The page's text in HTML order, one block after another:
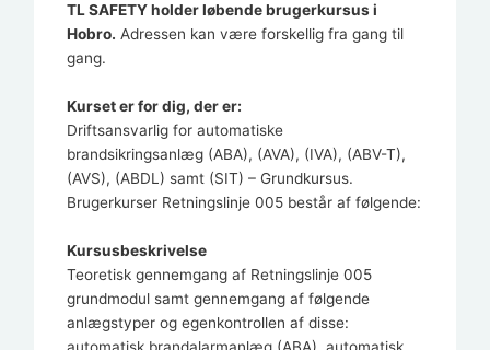
TL SAFETY holder løbende brugerkursus i
Hobro. Adressen kan være forskellig fra gang til
gang.
Kurset er for dig, der er:
Driftsansvarlig for automatiske
brandsikringsanlæg (ABA), (AVA), (IVA), (ABV-T),
(AVS), (ABDL) samt (SIT) – Grundkursus.
Brugerkurser Retningslinje 005 består af følgende:
Kursusbeskrivelse
Teoretisk gennemgang af Retningslinje 005
grundmodul samt gennemgang af følgende
anlægstyper og egenkontrollen af disse: